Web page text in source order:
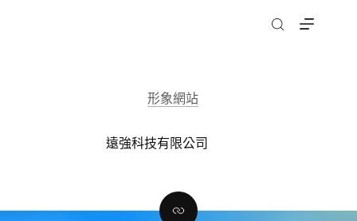
形象網站
遠強科技有限公司